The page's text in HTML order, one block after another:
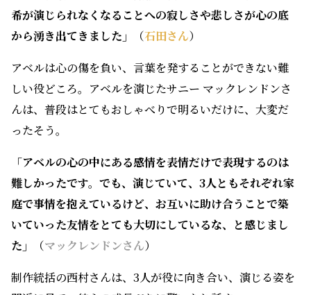
ったそう。
難しかったです。でも、演じていて、3人ともそれぞれ家
庭で事情を抱えているけど、お互いに助け合うことで築
いていった友情をとても大切にしているな、と感じまし
た」（ マックレンドンさん
制作統括の西村さんは、3人が役に向き合い、演じる姿を
間近に見て、彼らの成長ぶりに驚いたと話す。
というくらいすごい成長が見られました。